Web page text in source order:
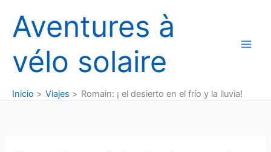
contenido
Aventures à
vélo solaire
Inicio Viajes Romain: ¡ el desierto en el frío y la lluvia!